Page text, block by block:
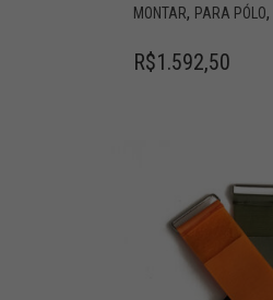
MONTAR, PARA PÓLO,
R$1.592,50